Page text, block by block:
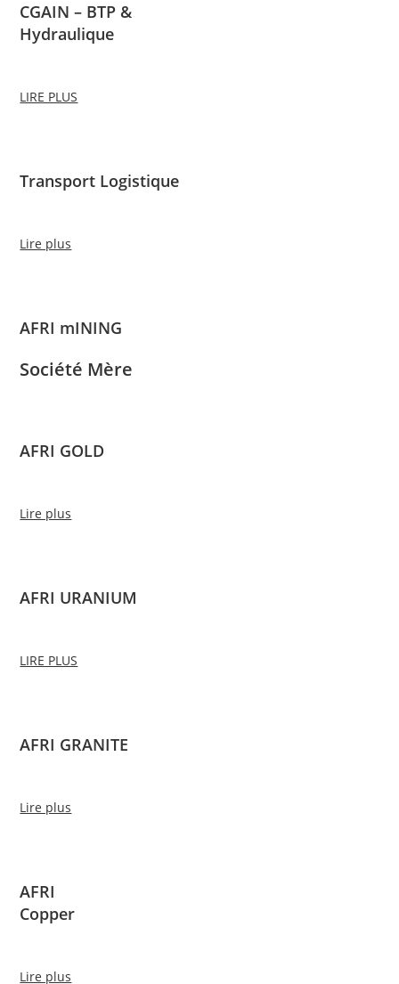
CGAIN – BTP &
Hydraulique
LIRE PLUS
Transport Logistique
Lire plus
AFRI mINING
Société Mère
AFRI GOLD
Lire plus
AFRI URANIUM
LIRE PLUS
AFRI GRANITE
Lire plus
AFRI
Copper
Lire plus